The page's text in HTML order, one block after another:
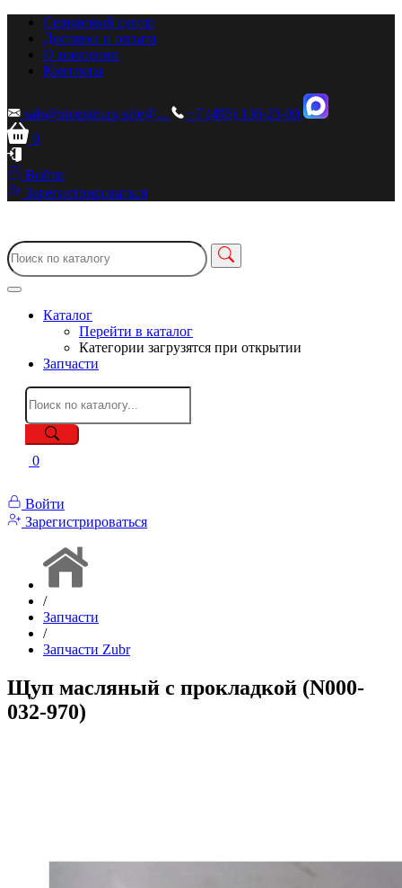
Сервисный центр
Доставка и оплата
О компании
Контакты
sale@zionstm.ru sale@...
+7 (495) 136-23-00
0
Войти
Зарегистрироваться
Каталог
Перейти в каталог
Категории загрузятся при открытии
Запчасти
0
Войти
Зарегистрироваться
/
Запчасти
/
Запчасти Zubr
Щуп масляный с прокладкой (N000-
032-970)